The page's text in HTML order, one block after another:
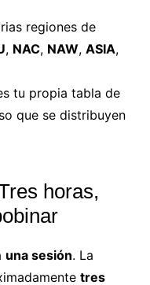
regiones de
, NAC, NAW, ASIA,
tu propia tabla de
que se distribuyen
horas,
una sesión. La
tres